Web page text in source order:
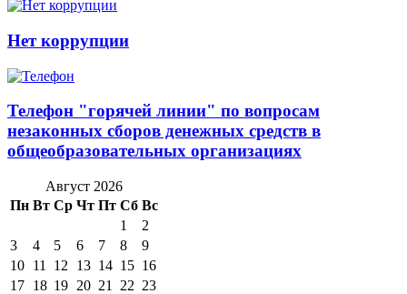
Нет коррупции
Телефон "горячей линии" по вопросам
незаконных сборов денежных средств в
общеобразовательных организациях
Август 2026
Пн Вт Ср Чт Пт Сб Вс
1
2
3
4 5 6 7 8
9
10 11 12 13 14 15 16
17 18 19 20 21 22 23